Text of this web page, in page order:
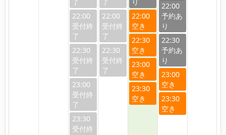
22:00
22:30
23:00
23:30
22:00
22:30
22:00
22:30
23:00
23:30
22:00
22:30
23:00
23:30